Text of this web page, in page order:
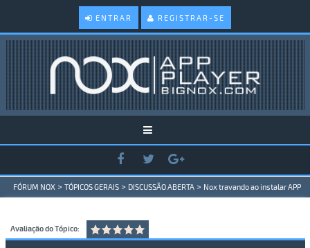
ENTRAR REGISTRAR-SE
FÓRUM NOX > TÓPICOS GERAIS > DISCUSSÃO ABERTA > Nox travando ao instalar APP
Avaliação do Tópico: